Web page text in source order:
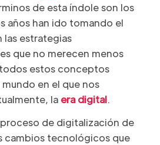
de esta índole son los
años han ido tomando el
estrategias
que no merecen menos
estos conceptos
en el que nos
la era digital.
de digitalización de
cambios tecnológicos que